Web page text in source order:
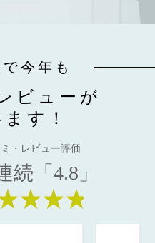
今年も
ビューが
す！
・レビュー評価
続「4.8」